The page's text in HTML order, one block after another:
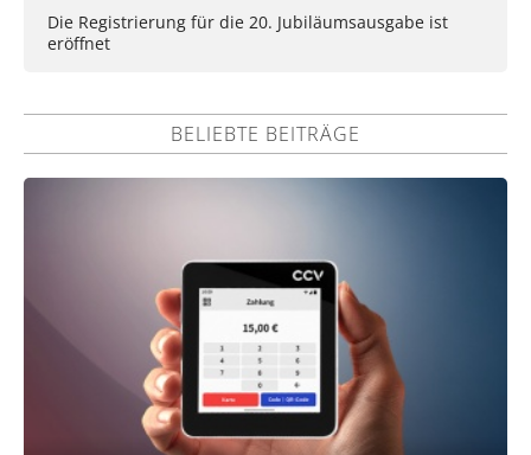
Die Registrierung für die 20. Jubiläumsausgabe ist
eröffnet
BELIEBTE BEITRÄGE